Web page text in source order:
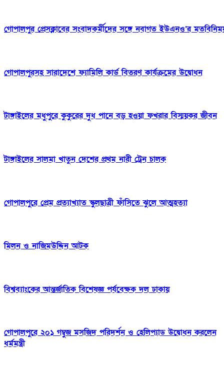
গোপালপুর প্রেসক্লাবের সংবাদকর্মীদের সঙ্গে নবাগত ইউএনও’র
গোপালপুরসহ সারাদেশে ফ্যামিলি কার্ড বিতরণ কার্যক্রমের উদ্বোধন
টাঙ্গাইলের মধুপুরে কুকুরের দুধ পানে বড় হওয়া ফখরার বিস্ময়কর জীবন
টাঙ্গাইলের সালমা খাতুন দেশের প্রথম নারী ট্রেন চালক
গোপালপুরে প্রেম প্রত্যাখ্যাত স্কুলছাত্রী ফাঁসিতে ঝুলে আত্মহত্যা
মিলন ও নাজিমউদ্দিন আটক
বিশ্বব্যাংকের আন্তর্জাতিক বিশেষজ্ঞ পর্যবেক্ষক দল ঢাকায়
গোপালপুরে ২০১ গম্বুজ মসজিদ পরিদর্শন ও হেলিপ্যাড উদ্বোধন করলেন
ধর্মমন্ত্রী